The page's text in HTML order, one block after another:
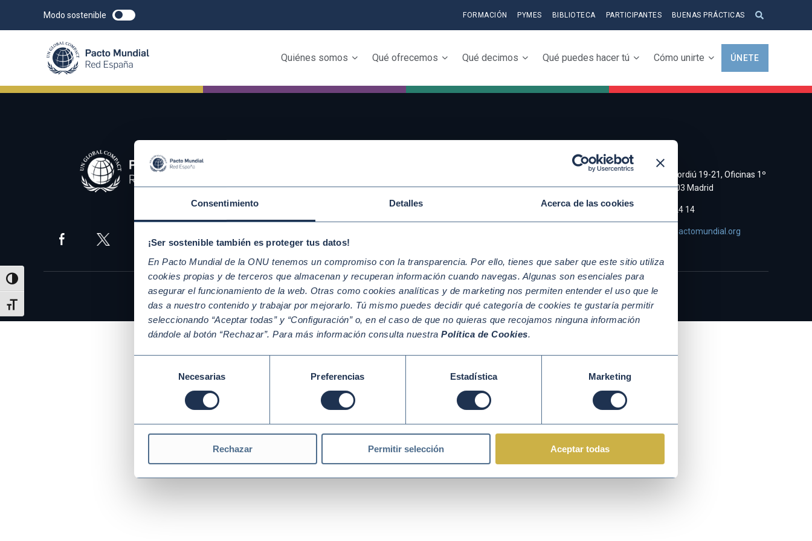
Consentimiento Detalles Acerca de las cookies
¡Ser sostenible también es proteger tus datos!
En Pacto Mundial de la ONU tenemos un compromiso con la transparencia. Por ello, tienes que saber que este sitio utiliza
cookies propias y de terceros que almacenan y recuperan información cuando navegas. Algunas son esenciales para
asegurar el funcionamiento de la web. Otras como cookies analíticas y de marketing nos permiten entender el uso que le
das a nuestro contenido y trabajar por mejorarlo. Tú mismo puedes decidir qué categoría de cookies te gustaría permitir
seleccionando “Aceptar todas” y “Configuración” o, en el caso de que no quieras que recojamos ninguna información
dándole al botón “Rechazar”. Para más información consulta nuestra Política de Cookies.
consentimiento
Necesarias Preferencias Estadística Marketing
Rechazar Permitir selección Aceptar todas
Alternar alto contraste
Alternar tamaño de letra
Modo sostenible FORMACIÓN PYMES BIBLIOTECA PARTICIPANTES BUENAS PRÁCTICAS
Quiénes somos Qué ofrecemos Qué decimos Qué puedes hacer tú Cómo unirte ÚNETE
Sostenible
Nuestros participantes
adhiérete
Elabora tu Informe de
CONTACTO
C/ Cristobal Bordiú 19-21, Oficinas 1º
Derecha, 28003 Madrid
(+34)91 745 24 14
asociacion@pactomundial.org
Política de Cookies Política de Privacidad Aviso legal